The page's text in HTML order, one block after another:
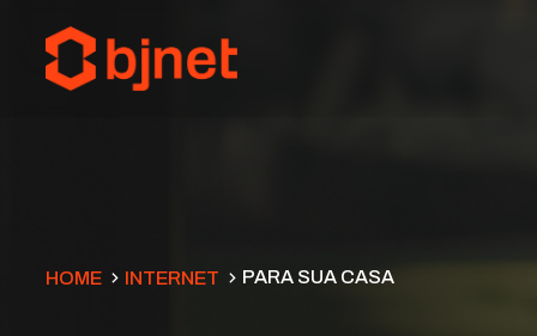
HOME INTERNET PARA SUA CASA